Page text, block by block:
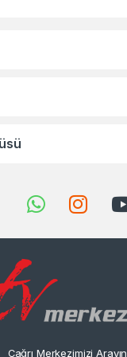
Çağrı Merkezimizi Arayın